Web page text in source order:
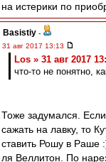
на истерики по
Basistiy -
31 авг 2017 13:13
Los » 31 авг 2017
что-то не понятно,
Тоже задумался.
сажать на лавку, то
ставить Рошу в Раше
ля Веллитон. По